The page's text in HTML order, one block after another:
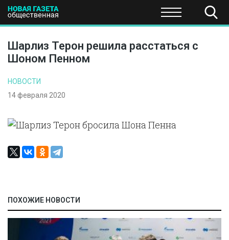
ПОЛИТИКА ЭКОНОМИКА НАУКА И
Шарлиз Терон решила расстаться с
Шоном Пенном
НОВОСТИ
14 февраля 2020
ПОХОЖИЕ НОВОСТИ